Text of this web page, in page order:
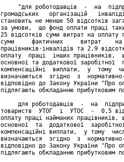
"для роботодавців  -  на
громадських   організацій
становить не менше 50 відсотків
за умови,  що фонд оплати праці
25 відсотків суми витрат на
суми     фактичних     витрат
працівників-інвалідів та 2,9
оплату  праці  інших працівників,
основної та додаткової
компенсаційні  виплати,  у  тому
визначаються  згідно  з
відповідно до Закону України
підлягають обкладанню прибутковим
для роботодавців  -  на
товариств  УТОГ  і  УТОС  -  0,5
оплату праці найманих працівників,
основної  та  додаткової
компенсаційні виплати,  у тому
визначаються  згідно  з
відповідно до Закону України
підлягають обкладанню прибутковим